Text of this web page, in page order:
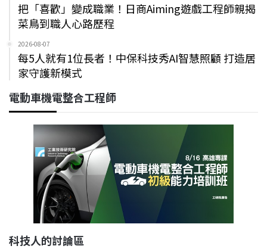
把「喜歡」變成職業！日商Aiming遊戲工程師親揭
菜鳥到職人心路歷程
2026-08-07
每5人就有1位長者！中保科技秀AI智慧照顧 打造居
家守護新模式
電動車機電整合工程師
科技人的討論區